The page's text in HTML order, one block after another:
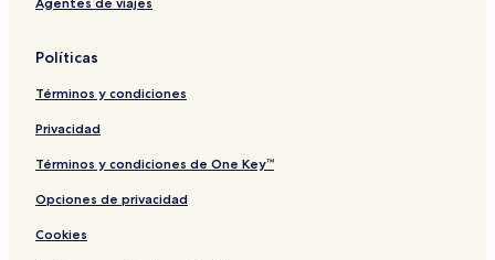
Políticas
Términos y condiciones
Privacidad
Términos y condiciones de One Key™
Opciones de privacidad
Cookies